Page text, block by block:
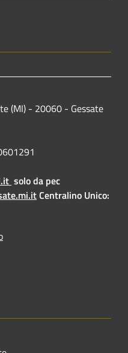
(MI) - 20060 - Gessate
solo da pec
Centralino Unico: